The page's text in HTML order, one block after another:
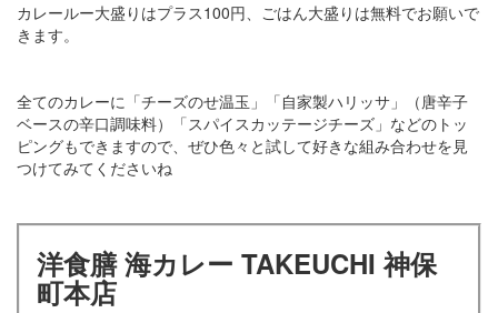
カレールー大盛りはプラス100円、ごはん大盛りは無料でお願いで
きます。
全てのカレーに「チーズのせ温玉」「自家製ハリッサ」（唐辛子
ベースの辛口調味料）「スパイスカッテージチーズ」などのトッ
ピングもできますので、ぜひ色々と試して好きな組み合わせを見
つけてみてくださいね
洋食膳 海カレー TAKEUCHI 神保
町本店